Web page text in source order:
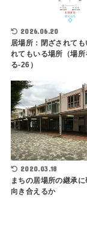
2026.06.20
居場所：閉ざされて
れてもいる場所（場所
る-26）
2020.03.18
まちの居場所の継承に
向き合えるか